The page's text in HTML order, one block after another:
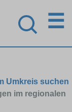
☰
Umkreis suchen
im regionalen